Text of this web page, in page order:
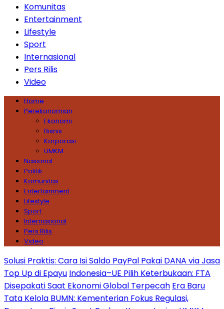
Komunitas
Entertainment
Lifestyle
Sport
Internasional
Pers Rilis
Video
Home
Perekonomian
Ekonomi
Bisnis
Korporasi
UMKM
Nasional
Politik
Komunitas
Entertainment
Lifestyle
Sport
Internasional
Pers Rilis
Video
Solusi Praktis: Cara Isi Saldo PayPal Pakai DANA via Jasa
Top Up di Epayu Indonesia–UE Pilih Keterbukaan: FTA
Disepakati Saat Ekonomi Global Terpecah Era Baru
Tata Kelola BUMN: Kementerian Fokus Regulasi,